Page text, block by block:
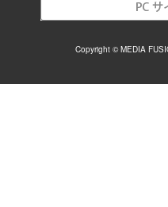
Copyright © MEDIA